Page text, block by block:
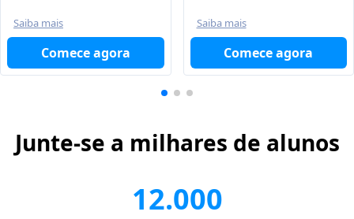
Saiba mais
Comece agora
Saiba mais
Comece agora
Junte-se a milhares de alunos
12.000